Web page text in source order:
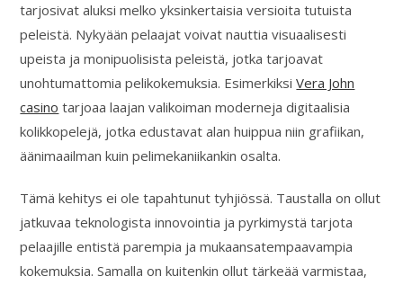
tarjosivat aluksi melko yksinkertaisia versioita tutuista
peleistä. Nykyään pelaajat voivat nauttia visuaalisesti
upeista ja monipuolisista peleistä, jotka tarjoavat
unohtumattomia pelikokemuksia. EsimerkiksiVera John
casino tarjoaa laajan valikoiman moderneja digitaalisia
kolikkopelejä, jotka edustavat alan huippua niin grafiikan,
äänimaailman kuin pelimekaniikankin osalta.
Tämä kehitys ei ole tapahtunut tyhjiössä. Taustalla on ollut
jatkuvaa teknologista innovointia ja pyrkimystä tarjota
pelaajille entistä parempia ja mukaansatempaavampia
kokemuksia. Samalla on kuitenkin ollut tärkeää varmistaa,